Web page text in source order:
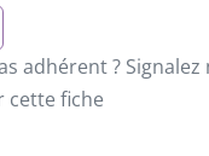
adhérent ?
cette fiche